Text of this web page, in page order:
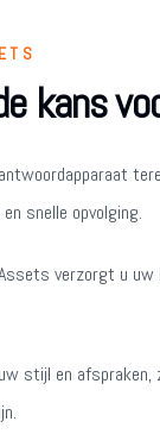
kans
snelle opvolging.
verzorgt u
stijl en